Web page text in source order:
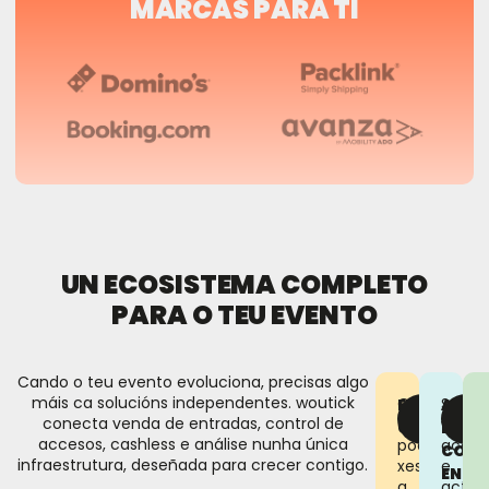
MARCAS PARA TI
UN ECOSISTEMA COMPLETO
PARA O TEU EVENTO
Cando o teu evento evoluciona, precisas algo
máis ca solucións independentes. woutick
conecta venda de entradas, control de
accesos, cashless e análise nunha única
infraestrutura, deseñada para crecer contigo.
Os
asistentes
poden
xestionar
SABER
MÁIS
E
EN
e